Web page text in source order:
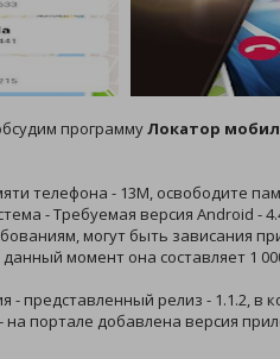
программуЛокатор
телефона - 13M, освободите
- Требуемая версия Android
могут быть зависания
момент она составляет 1
- представленный релиз - 1.1.2, в
портале добавлена версия